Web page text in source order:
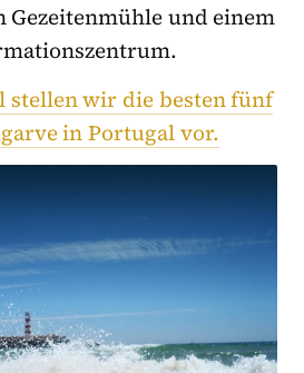
Gezeitenmühle und einem
stellen wir die besten fünf
in Portugal vor.